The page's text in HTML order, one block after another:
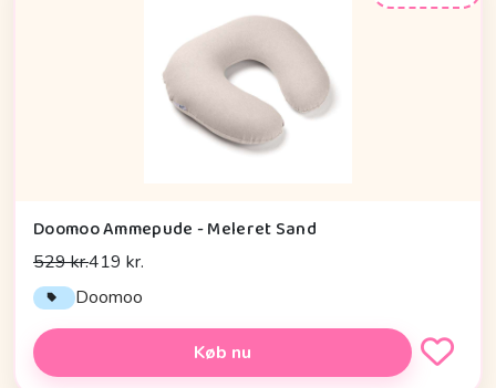
Doomoo Ammepude - Meleret Sand
529 kr.419 kr.
Doomoo
Køb nu